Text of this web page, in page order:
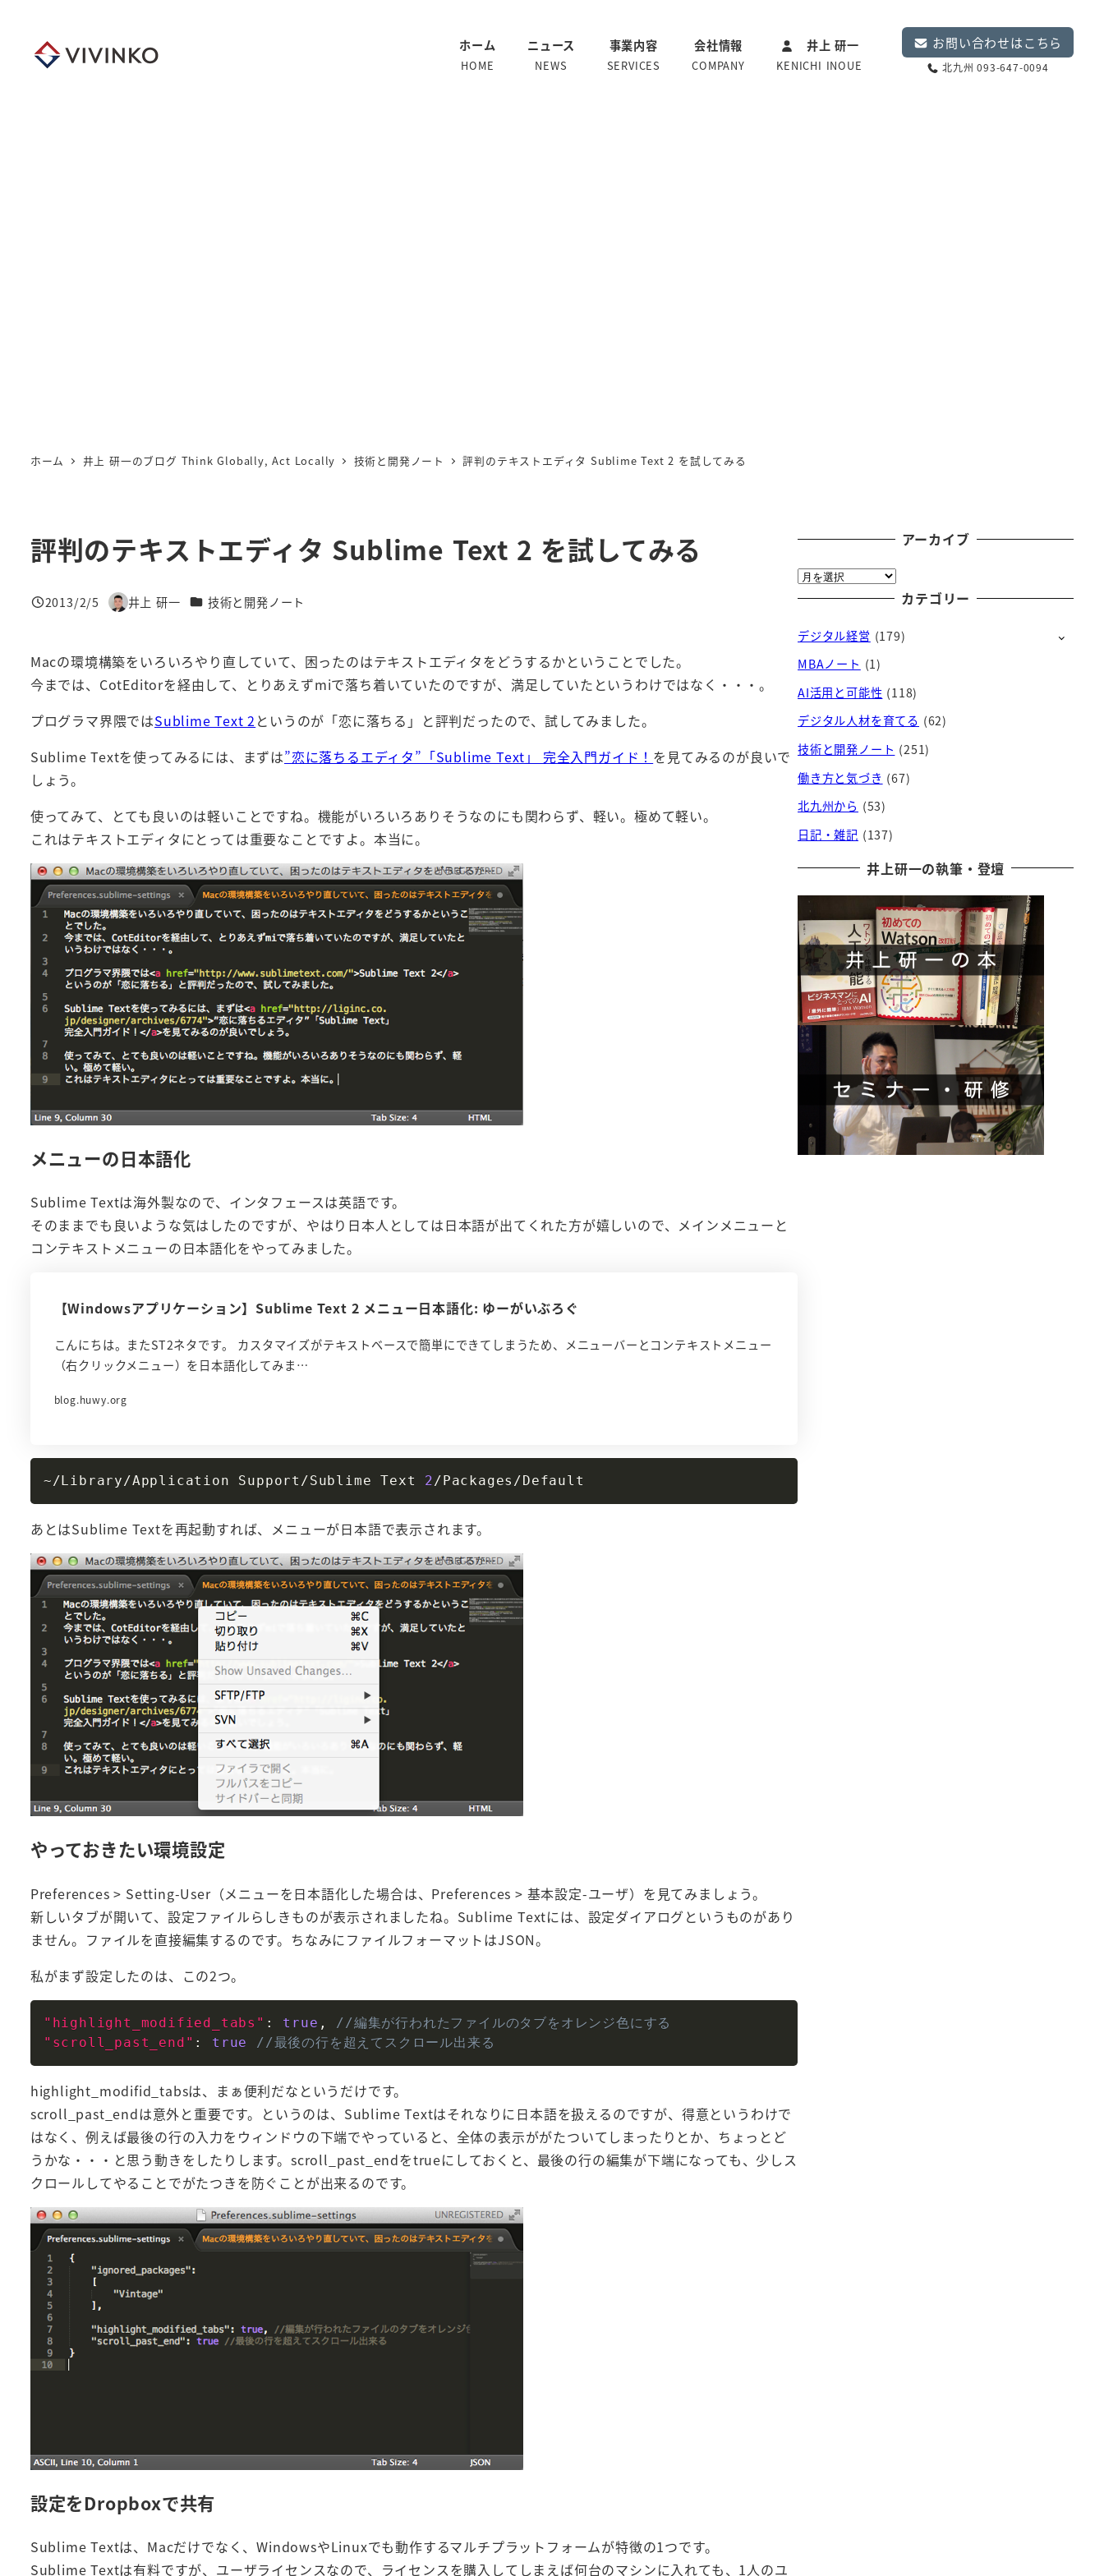
ホーム
HOME
ニュース
NEWS
事業内容
SERVICES
会社情報
COMPANY
井上 研一
KENICHI INOUE
お問い合わせはこちら
北九州 093-647-0094
ホーム 井上 研一のブログ Think Globally, Act Locally 技術と開発ノート 評判のテキストエディタ Sublime Text 2 を試してみる
評判のテキストエディタ Sublime Text 2 を試してみる
投稿日
2013/2/5
著
井上 研一 カテゴリー
技術と開発ノート
Macの環境構築をいろいろやり直していて、困ったのはテキストエディタをどうするかということでした。
今までは、CotEditorを経由して、とりあえずmiで落ち着いていたのですが、満足していたというわけではなく・・・。
プログラマ界隈ではSublime Text 2 というのが「恋に落ちる」と評判だったので、試してみました。
Sublime Textを使ってみるには、まずは”恋に落ちるエディタ”「Sublime Text」 完全入門ガイド！ を見てみるのが良いで
しょう。
使ってみて、とても良いのは軽いことですね。機能がいろいろありそうなのにも関わらず、軽い。極めて軽い。
これはテキストエディタにとっては重要なことですよ。本当に。
メニューの日本語化
Sublime Textは海外製なので、インタフェースは英語です。
そのままでも良いような気はしたのですが、やはり日本人としては日本語が出てくれた方が嬉しいので、メインメニューと
コンテキストメニューの日本語化をやってみました。
【Windowsアプリケーション】Sublime Text 2 メニュー日本語化: ゆーがいぶろぐ
こんにちは。またST2ネタです。 カスタマイズがテキストベースで簡単にできてしまうため、メニューバーとコンテキストメニュー
（右クリックメニュー）を日本語化してみま…
blog.huwy.org
~/Library/Application Support/Sublime Text 2
あとはSublime Textを再起動すれば、メニューが日本語で表示されます。
やっておきたい環境設定
Preferences > Setting-User（メニューを日本語化した場合は、Preferences > 基本設定-ユーザ）を見てみましょう。
新しいタブが開いて、設定ファイルらしきものが表示されましたね。Sublime Textには、設定ダイアログというものがあり
ません。ファイルを直接編集するのです。ちなみにファイルフォーマットはJSON。
私がまず設定したのは、この2つ。
"highlight_modified_tabs" : true ,
//編集が行われたファイルのタブをオレンジ色にする
"scroll_past_end" : true //最後の行を超えてスクロール出来る
highlight_modifid_tabsは、まぁ便利だなというだけです。
scroll_past_endは意外と重要です。というのは、Sublime Textはそれなりに日本語を扱えるのですが、得意というわけで
はなく、例えば最後の行の入力をウィンドウの下端でやっていると、全体の表示ががたついてしまったりとか、ちょっとど
うかな・・・と思う動きをしたりします。scroll_past_endをtrueにしておくと、最後の行の編集が下端になっても、少しス
クロールしてやることでがたつきを防ぐことが出来るのです。
設定をDropboxで共有
Sublime Textは、Macだけでなく、WindowsやLinuxでも動作するマルチプラットフォームが特徴の1つです。
Sublime Textは有料ですが、ユーザライセンスなので、ライセンスを購入してしまえば何台のマシンに入れても、1人のユ
アーカイブ
ア
ー
イ
ブ
カテゴリー
デジタル経営 (179)
MBAノート (1)
AI活用と可能性 (118)
デジタル人材を育てる (62)
技術と開発ノート (251)
働き方と気づき (67)
北九州から (53)
日記・雑記 (137)
井上研一の執筆・登壇